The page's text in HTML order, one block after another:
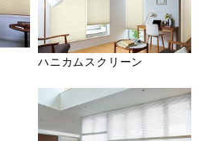
ハニカムスクリーン